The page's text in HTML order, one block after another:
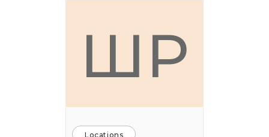
ШР
Locations